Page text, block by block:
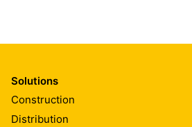
Solutions
Construction
Distribution